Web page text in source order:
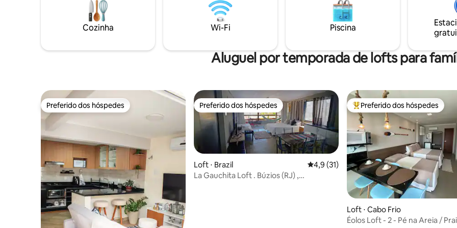
maravilhosas belezas naturais do
Balneário.NÃO TEMOS
ESTACIONAMENTO. Acomodação
independente que fica nos fundos de
Casa perfeita para curtir Búzios com
comodidade e boa localização, sem abrir
mão da tranquilidade de um cantinho só
Cozinha Wi-Fi Piscina
Aluguel por temporada de lofts para
Preferido dos hóspedes
Preferido dos hóspedes Preferido dos hóspedes
Preferido dos hóspedes
Loft ⋅ Brazil 4,9 de uma avaliação média de 5, 31
4,9 (31)
La Gauchita Loft . Búzios (RJ) ,
Entre os melhores preferidos
Preferido dos hóspedes
Loft ⋅ Cabo Frio
Éolos Loft - 2 - Pé na Areia /